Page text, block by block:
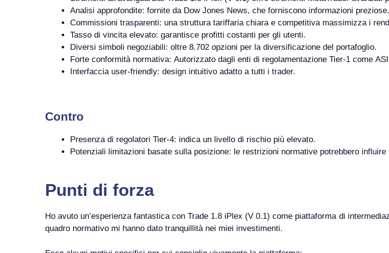
Analisi approfondite: fornite da Dow Jones News, che forniscono informazioni preziose.
Commissioni trasparenti: una struttura tariffaria chiara e competitiva massimizza i
Tasso di vincita elevato: garantisce profitti costanti per gli utenti.
Diversi simboli negoziabili: oltre 8.702 opzioni per la diversificazione del portafoglio.
Forte conformità normativa: Autorizzato dagli enti di regolamentazione Tier-1 come
Interfaccia user-friendly: design intuitivo adatto a tutti i trader.
Contro
Presenza di regolatori Tier-4: indica un livello di rischio più elevato.
Potenziali limitazioni basate sulla posizione: le restrizioni normative potrebbero influire
Punti di forza
Ho avuto un’esperienza fantastica con Trade 1.8 iPlex (V 0.1) come piattaforma di
quadro normativo mi hanno dato tranquillità nei miei investimenti.